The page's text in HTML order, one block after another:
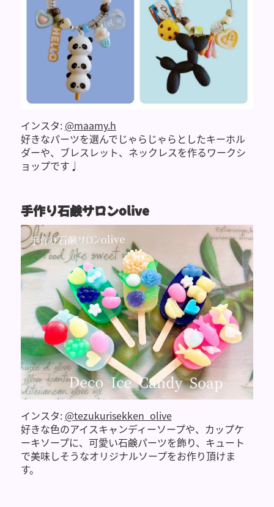
インスタ: @maamy.h
好きなパーツを選んでじゃらじゃらとしたキーホル
ダーや、ブレスレット、ネックレスを作るワークシ
ョップです♩
手作り石鹸サロンolive
インスタ: @tezukurisekken_olive
好きな色のアイスキャンディーソープや、カップケ
ーキソープに、可愛い石鹸パーツを飾り、キュート
で美味しそうなオリジナルソープをお作り頂けま
す。